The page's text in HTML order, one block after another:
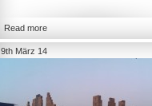
Read more
9th März 14